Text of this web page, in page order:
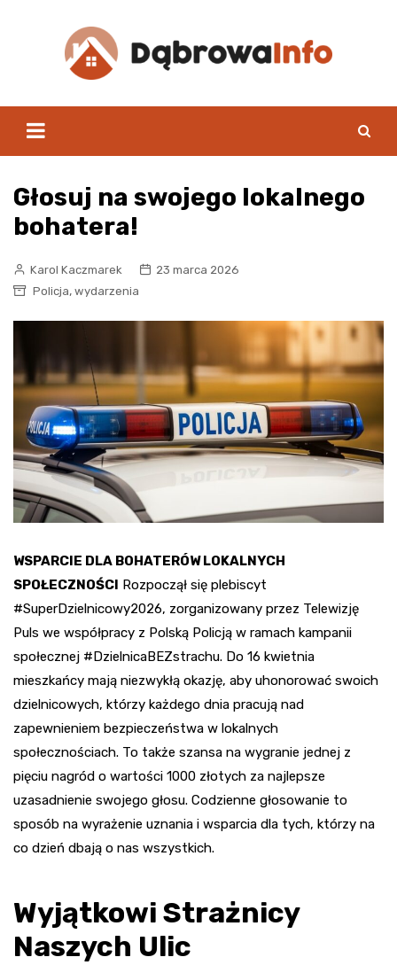
Głosuj na swojego lokalnego
bohatera!
Karol Kaczmarek
23 marca 2026
Policja, wydarzenia
WSPARCIE DLA BOHATERÓW LOKALNYCH
SPOŁECZNOŚCI Rozpoczął się plebiscyt
#SuperDzielnicowy2026, zorganizowany przez Telewizję
Puls we współpracy z Polską Policją w ramach kampanii
społecznej #DzielnicaBEZstrachu. Do 16 kwietnia
mieszkańcy mają niezwykłą okazję, aby uhonorować swoich
dzielnicowych, którzy każdego dnia pracują nad
zapewnieniem bezpieczeństwa w lokalnych
społecznościach. To także szansa na wygranie jednej z
pięciu nagród o wartości 1000 złotych za najlepsze
uzasadnienie swojego głosu. Codzienne głosowanie to
sposób na wyrażenie uznania i wsparcia dla tych, którzy na
co dzień dbają o nas wszystkich.
Wyjątkowi Strażnicy
Naszych Ulic